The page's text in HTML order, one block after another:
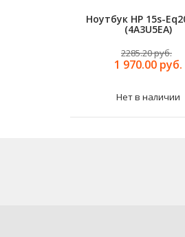
Ноутбук HP 15s-
(4A3U5EA)
2285.20 руб.
1 970.00 руб.
Нет в наличии